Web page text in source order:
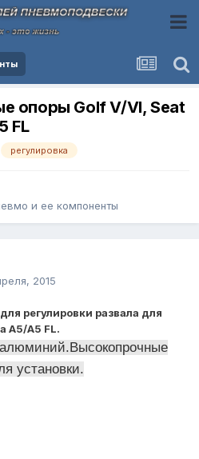
опоры Golf V/VI, Seat
FL
регулировка
и ее компоненты
2015
регулировки развала для
A5/А5 FL.
установки.